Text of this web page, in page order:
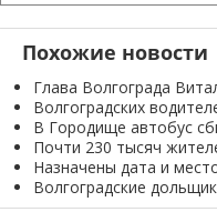
Похожие новости
Глава Волгограда
Волгоградских
В Городище автобус
Почти 230 тысяч
Назначены дата и
Волгоградские